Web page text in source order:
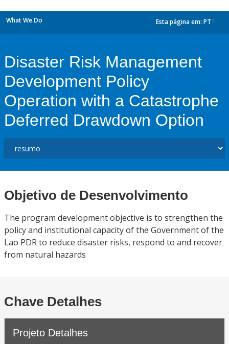
What We Do Esta página em: PT
Disaster Risk Management
Development Policy
Operation with a Catastrophe
Deferred Drawdown Option
Objetivo de Desenvolvimento
The program development objective is to strengthen the
policy and institutional capacity of the Government of the
Lao PDR to reduce disaster risks, respond to and recover
from natural hazards
Chave Detalhes
Projeto Detalhes